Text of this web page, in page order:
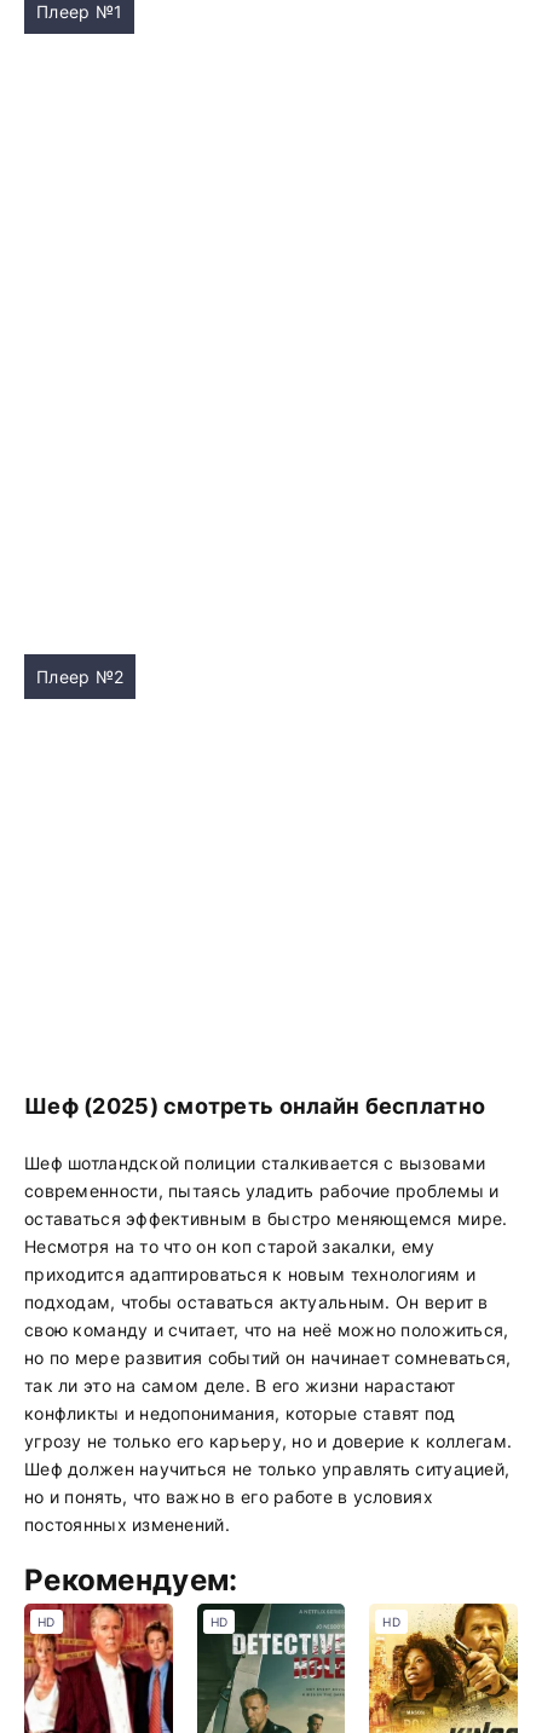
Плеер №1
Плеер №2
Шеф (2025) смотреть онлайн бесплатно
Шеф шотландской полиции сталкивается с вызовами
современности, пытаясь уладить рабочие проблемы и
оставаться эффективным в быстро меняющемся мире.
Несмотря на то что он коп старой закалки, ему
приходится адаптироваться к новым технологиям и
подходам, чтобы оставаться актуальным. Он верит в
свою команду и считает, что на неё можно положиться,
но по мере развития событий он начинает сомневаться,
так ли это на самом деле. В его жизни нарастают
конфликты и недопонимания, которые ставят под
угрозу не только его карьеру, но и доверие к коллегам.
Шеф должен научиться не только управлять ситуацией,
но и понять, что важно в его работе в условиях
постоянных изменений.
Рекомендуем:
HD HD HD